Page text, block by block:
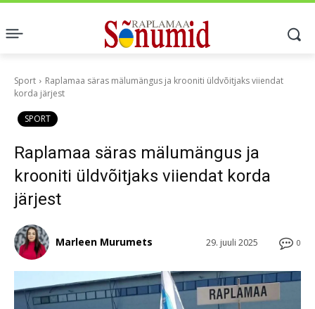
Sport
Raplamaa säras mälumängus ja krooniti üldvõitjaks viiendat
korda järjest
SPORT
Raplamaa säras mälumängus ja
krooniti üldvõitjaks viiendat korda
järjest
0
29. juuli 2025
Marleen Murumets